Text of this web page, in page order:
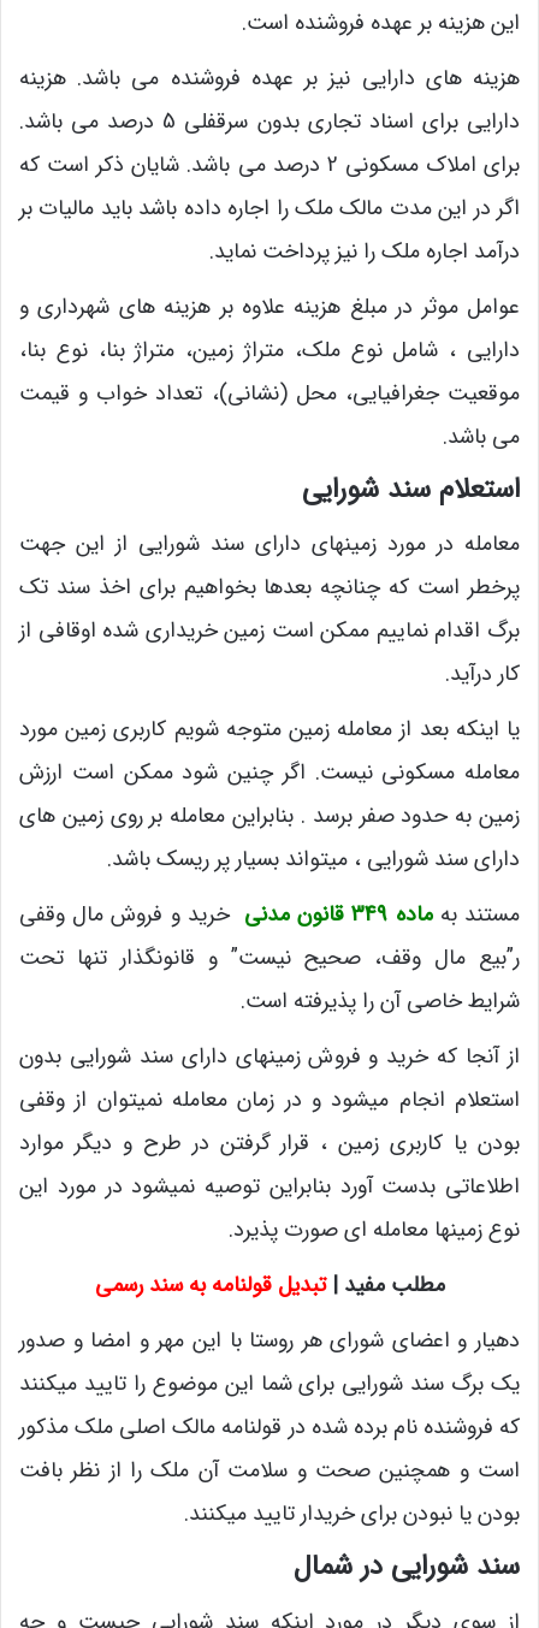
این هزینه بر عهده فروشنده است.
هزینه های دارایی نیز بر عهده فروشنده می باشد. هزینه
دارایی برای اسناد تجاری بدون سرقفلی 5 درصد می باشد.
برای املاک مسکونی 2 درصد می باشد. شایان ذکر است که
اگر در این مدت مالک ملک را اجاره داده باشد باید مالیات بر
درآمد اجاره ملک را نیز پرداخت نماید.
عوامل موثر در مبلغ هزینه علاوه بر هزینه های شهرداری و
دارایی ، شامل نوع ملک، متراژ زمین، متراژ بنا، نوع بنا،
موقعیت جغرافیایی، محل (نشانی)، تعداد خواب و قیمت
می باشد.
استعلام سند شورایی
معامله در مورد زمینهای دارای سند شورایی از این جهت
پرخطر است که چنانچه بعدها بخواهیم برای اخذ سند تک
برگ اقدام نماییم ممکن است زمین خریداری شده اوقافی از
کار درآید.
یا اینکه بعد از معامله زمین متوجه شویم کاربری زمین مورد
معامله مسکونی نیست. اگر چنین شود ممکن است ارزش
زمین به حدود صفر برسد . بنابراین معامله بر روی زمین های
دارای سند شورایی ، میتواند بسیار پر ریسک باشد.
مستند بهماده 349 قانون مدنی
خرید و فروش مال وقفی
ر”بیع مال وقف، صحیح نیست” و قانونگذار تنها تحت
شرایط خاصی آن را پذیرفته است.
از آنجا که خرید و فروش زمینهای دارای سند شورایی بدون
استعلام انجام میشود و در زمان معامله نمیتوان از وقفی
بودن یا کاربری زمین ، قرار گرفتن در طرح و دیگر موارد
اطلاعاتی بدست آورد بنابراین توصیه نمیشود در مورد این
نوع زمینها معامله ای صورت پذیرد.
مطلب مفید |تبدیل قولنامه به سند رسمی
دهیار و اعضای شورای هر روستا با این مهر و امضا و صدور
یک برگ سند شورایی برای شما این موضوع را تایید میکنند
که فروشنده نام برده شده در قولنامه مالک اصلی ملک مذکور
است و همچنین صحت و سلامت آن ملک را از نظر بافت
بودن یا نبودن برای خریدار تایید میکنند.
سند شورایی در شمال